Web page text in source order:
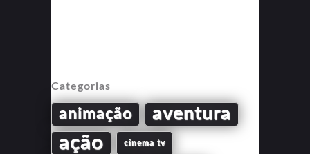
Categorias
animação aventura
ação cinema tv